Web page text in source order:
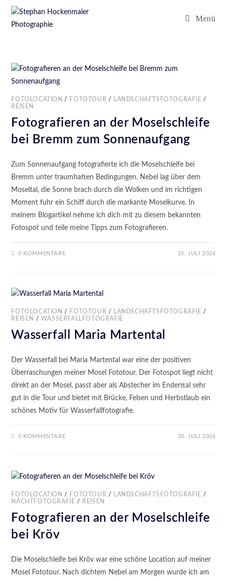
Menü
FOTOLOCATION / FOTOTOUR / LANDSCHAFTSFOTOGRAFIE /
REISEN
Fotografieren an der Moselschleife
bei Bremm zum Sonnenaufgang
Zum Sonnenaufgang fotografierte ich die Moselschleife bei
Bremm unter traumhaften Bedingungen. Nebel lag über dem
Moseltal, die Sonne brach durch die Wolken und im richtigen
Moment fuhr ein Schiff durch die markante Moselkurve. In
meinem Blogartikel nehme ich dich mit zu diesem bekannten
Fotospot und teile meine Tipps zum Fotografieren.
0 KOMMENTARE 25. JULI 2026
FOTOLOCATION / FOTOTOUR / LANDSCHAFTSFOTOGRAFIE /
REISEN
/ WASSERFALLFOTOGRAFIE
Wasserfall Maria Martental
Der Wasserfall bei Maria Martental war eine der positiven
Überraschungen meiner Mosel Fototour. Der Fotospot liegt nicht
direkt an der Mosel, passt aber als Abstecher im Enderttal sehr
gut in die Tour und bietet mit Brücke, Felsen und Herbstlaub ein
schönes Motiv für Wasserfallfotografie.
0 KOMMENTARE 20. JULI 2026
FOTOLOCATION / FOTOTOUR / LANDSCHAFTSFOTOGRAFIE /
NACHTFOTOGRAFIE / REISEN
Fotografieren an der Moselschleife
bei Kröv
Die Moselschleife bei Kröv war eine schöne Location auf meiner
Mosel Fototour. Nach dichtem Nebel am Morgen wurde ich am